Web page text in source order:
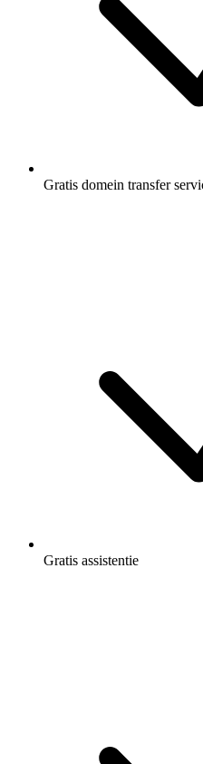
Gratis domein transfer
Gratis assistentie